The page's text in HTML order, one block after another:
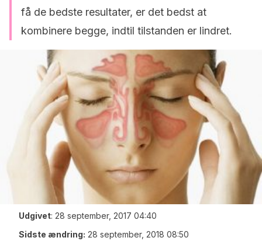
få de bedste resultater, er det bedst at
kombinere begge, indtil tilstanden er lindret.
Udgivet: 28 september, 2017 04:40
Sidste ændring: 28 september, 2018 08:50